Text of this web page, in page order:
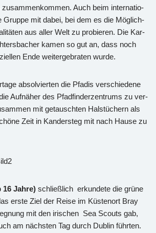
zu­sam­men­kom­men. Auch beim in­ter­na­tio­
Grup­pe mit dabei, bei dem es die Mög­lich­
aus aller Welt zu pro­bie­ren. Die Kar­
kamen so gut an, dass noch
Ende wei­ter­ge­bra­ten wurde.
ab­sol­vier­ten die Pfa­dis ver­schie­de­ne
Auf­nä­her des Pfad­fin­der­zen­trums zu ver­
mit ge­tausch­ten Hals­tü­chern als
Zeit in Kan­der­steg mit nach Hause zu
16 Jahre) schließ­lich er­kun­de­te die grüne
erste Ziel der Reise im Küs­ten­ort Bray
mit den iri­schen Sea Scouts gab,
am nächs­ten Tag durch Dub­lin führ­ten.